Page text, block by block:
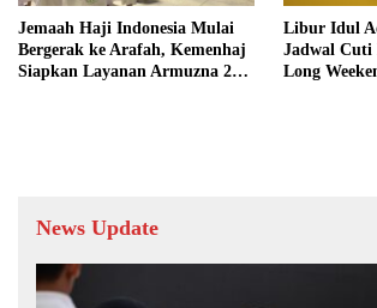
Jemaah Haji Indonesia Mulai
Bergerak ke Arafah, Kemenhaj
Siapkan Layanan Armuzna 24
Libur Idul
Jadwal Cuti
Long
News Update